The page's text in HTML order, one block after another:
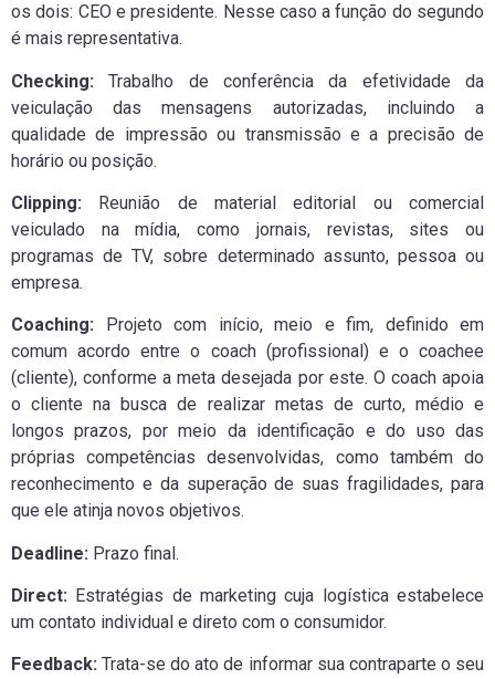
os dois: CEO e presidente. Nesse caso a função do segundo
é mais representativa.
Checking: Trabalho de conferência da efetividade da
veiculação das mensagens autorizadas, incluindo a
qualidade de impressão ou transmissão e a precisão de
horário ou posição.
Clipping: Reunião de material editorial ou comercial
veiculado na mídia, como jornais, revistas, sites ou
programas de TV, sobre determinado assunto, pessoa ou
empresa.
Coaching: Projeto com início, meio e fim, definido em
comum acordo entre o coach (profissional) e o coachee
(cliente), conforme a meta desejada por este. O coach apoia
o cliente na busca de realizar metas de curto, médio e
longos prazos, por meio da identificação e do uso das
próprias competências desenvolvidas, como também do
reconhecimento e da superação de suas fragilidades, para
que ele atinja novos objetivos.
Deadline: Prazo final.
Direct: Estratégias de marketing cuja logística estabelece
um contato individual e direto com o consumidor.
Feedback: Trata-se do ato de informar sua contraparte o seu